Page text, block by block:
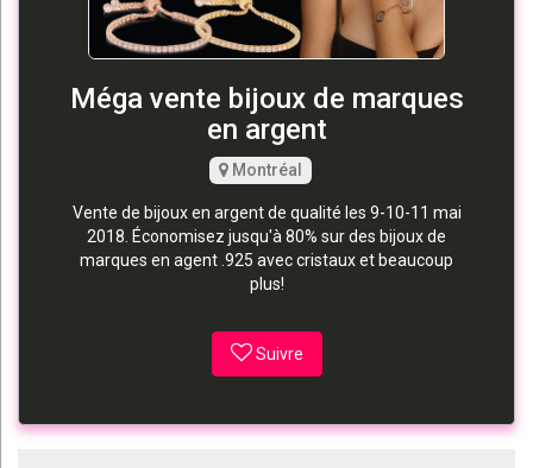
Méga vente bijoux de marques
en argent
Montréal
Vente de bijoux en argent de qualité les 9-10-11 mai
2018. Économisez jusqu'à 80% sur des bijoux de
marques en agent .925 avec cristaux et beaucoup
plus!
Suivre